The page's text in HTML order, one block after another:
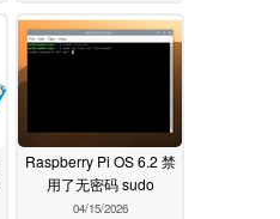
Raspberry Pi OS 6.2 禁
用了无密码 sudo
04/15/2026